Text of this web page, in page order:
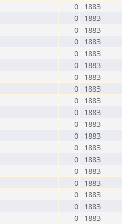
0
1883
0
1883
0
1883
0
1883
0
1883
0
1883
0
1883
0
1883
0
1883
0
1883
0
1883
0
1883
0
1883
0
1883
0
1883
0
1883
0
1883
0
1883
0
1883